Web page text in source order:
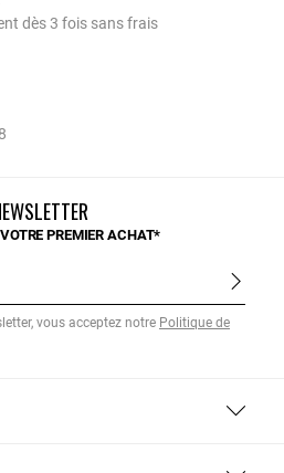
dès 3 fois sans frais
PREMIER ACHAT*
vous acceptez notre Politique de